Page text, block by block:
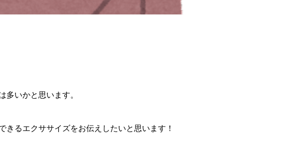
多いかと思います。
きるエクササイズをお伝えしたいと思います！